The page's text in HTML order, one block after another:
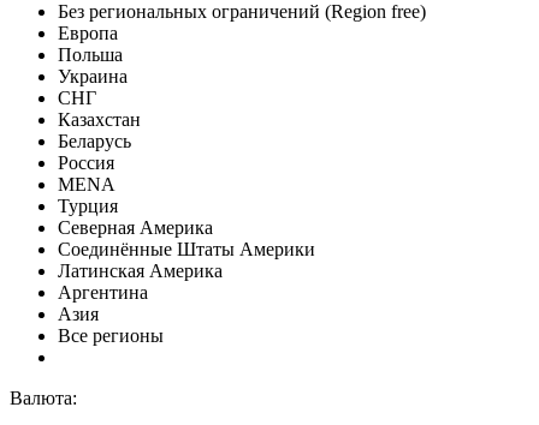
Без региональных ограничений (Region free)
Европа
Польша
Украина
СНГ
Казахстан
Беларусь
Россия
MENA
Турция
Северная Америка
Соединённые Штаты Америки
Латинская Америка
Аргентина
Азия
Все регионы
Валюта: